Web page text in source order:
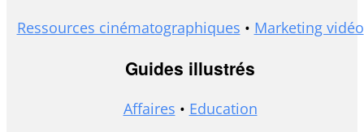
Ressources cinématographiques • Marketing vidéo
Guides illustrés
Affaires • Education